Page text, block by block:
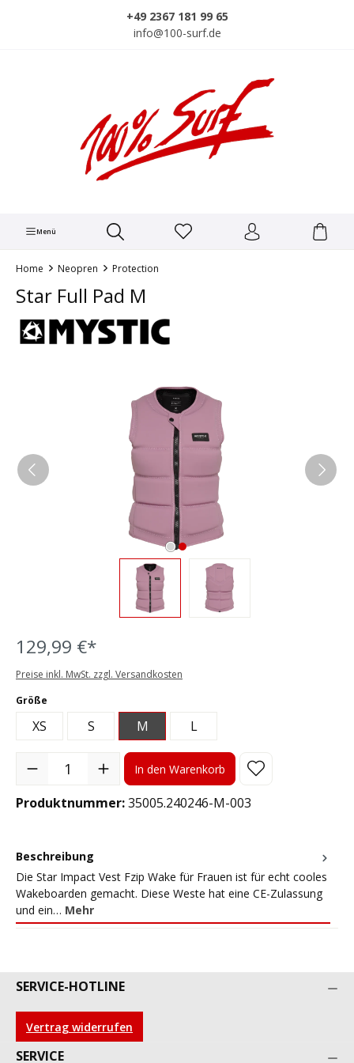
+49 2367 181 99 65
info@100-surf.de
Menü
Home Neopren Protection
Star Full Pad M
Bildergalerie überspringen
129,99 €*
Preise inkl. MwSt. zzgl. Versandkosten
Größe
XS S M L
Produkt Anzahl: Gib den gewünschten Wert ein oder benutze
In den Warenkorb
Produktnummer:35005.240246-M-003
Beschreibung
Die Star Impact Vest Fzip Wake für Frauen ist für echt cooles
Wakeboarden gemacht. Diese Weste hat eine CE-Zulassung
und ein… Mehr
SERVICE-HOTLINE
Vertrag widerrufen
SERVICE